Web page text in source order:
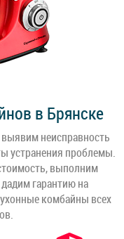
в Брянске
неисправность
устранения проблемы.
выполним
гарантию на
комбайны всех